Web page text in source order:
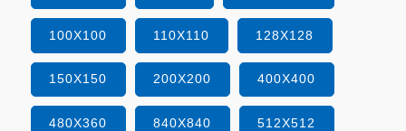
100X100 110X110 128X128
150X150 200X200 400X400
480X360 840X840 512X512